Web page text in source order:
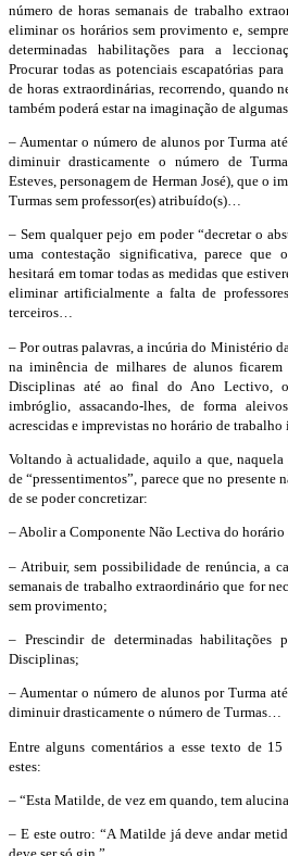
número de horas semanais de trabalho
eliminar os horários sem provimento e,
determinadas habilitações para a
Procurar todas as potenciais escapatórias
de horas extraordinárias, recorrendo, quando
também poderá estar na imaginação de
– Aumentar o número de alunos por Turma
diminuir drasticamente o número de
Esteves, personagem de Herman José), que o
Turmas sem professor(es) atribuído(s)…
– Sem qualquer pejo em poder “decretar o
uma contestação significativa, parece que
hesitará em tomar todas as medidas que
eliminar artificialmente a falta de
terceiros…
– Por outras palavras, a incúria do Ministério
na iminência de milhares de alunos
Disciplinas até ao final do Ano Lectivo,
imbróglio, assacando-lhes, de forma
acrescidas e imprevistas no horário de
Voltando à actualidade, aquilo a que, naquela
de “pressentimentos”, parece que no presente
de se poder concretizar:
– Abolir a Componente Não Lectiva do horário
– Atribuir, sem possibilidade de renúncia, a
semanais de trabalho extraordinário que for
sem provimento;
– Prescindir de determinadas habilitações
Disciplinas;
– Aumentar o número de alunos por Turma
diminuir drasticamente o número de Turmas…
Entre alguns comentários a esse texto de
estes:
– “Esta Matilde, de vez em quando, tem
– E este outro: “A Matilde já deve andar